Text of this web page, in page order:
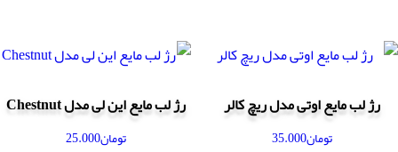
رژ لب مایع اوتی مدل ریچ کالر
تومان35.000
رژ لب مایع این لی مدل Chestnut
تومان25.000